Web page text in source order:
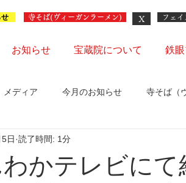
お知らせ 宝蔵院について 鉄
X
寺そば(ヴィーガンラーメン) フェイ
メディア 今月のお知らせ 寺そば（
会
かテレビにて
日 読了時間: 1分